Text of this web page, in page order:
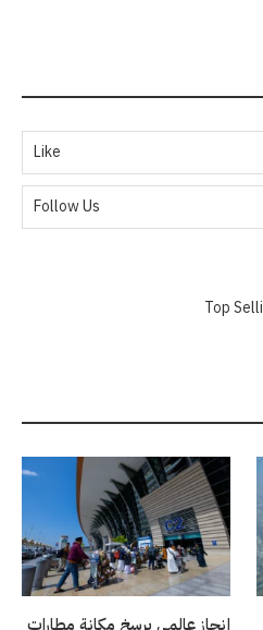
Like
Follow Us
إنجاز عالمي يرسخ مكانة مطارات